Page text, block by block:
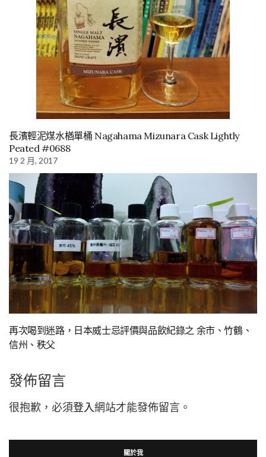
長濱輕泥煤水楢單桶 Nagahama Mizunara Cask Lightly
Peated #0688
19 2 月, 2017
再次喝到迷路，日本威士忌評價與品飲紀錄之 余市、竹鶴、
信州、秩父
發佈留言
很抱歉，必須登入網站才能發佈留言。
關於我